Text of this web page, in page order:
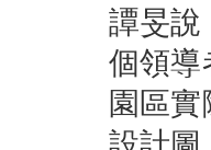
譚旻說
個領導
園區